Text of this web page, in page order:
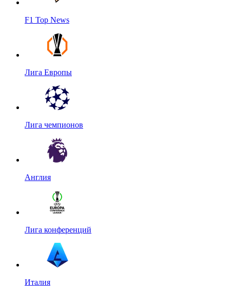
F1 Top News
Лига Европы
Лига чемпионов
Англия
Лига конференций
Италия